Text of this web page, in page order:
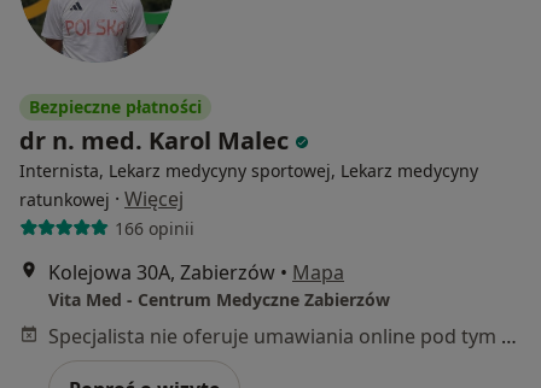
Bezpieczne płatności
dr n. med. Karol Malec
Internista, Lekarz medycyny sportowej, Lekarz medycyny
ratunkowej · Więcej
166 opinii
Kolejowa 30A, Zabierzów • Mapa
Vita Med - Centrum Medyczne Zabierzów
Specjalista nie oferuje umawiania online pod tym adresem.